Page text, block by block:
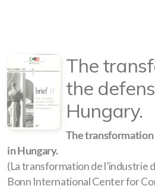
The
the
Hungary.
The
in Hungary.
(La transformation de l’industrie
Bonn International Center for